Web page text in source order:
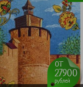
от
27900
рублей